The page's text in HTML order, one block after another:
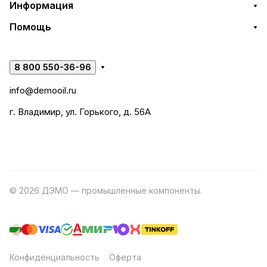
Информация
Помощь
8 800 550-36-96
info@demooil.ru
г. Владимир, ул. Горького, д. 56А
© 2026 ДЭМО — промышленные компоненты.
Конфиденциальность Оферта